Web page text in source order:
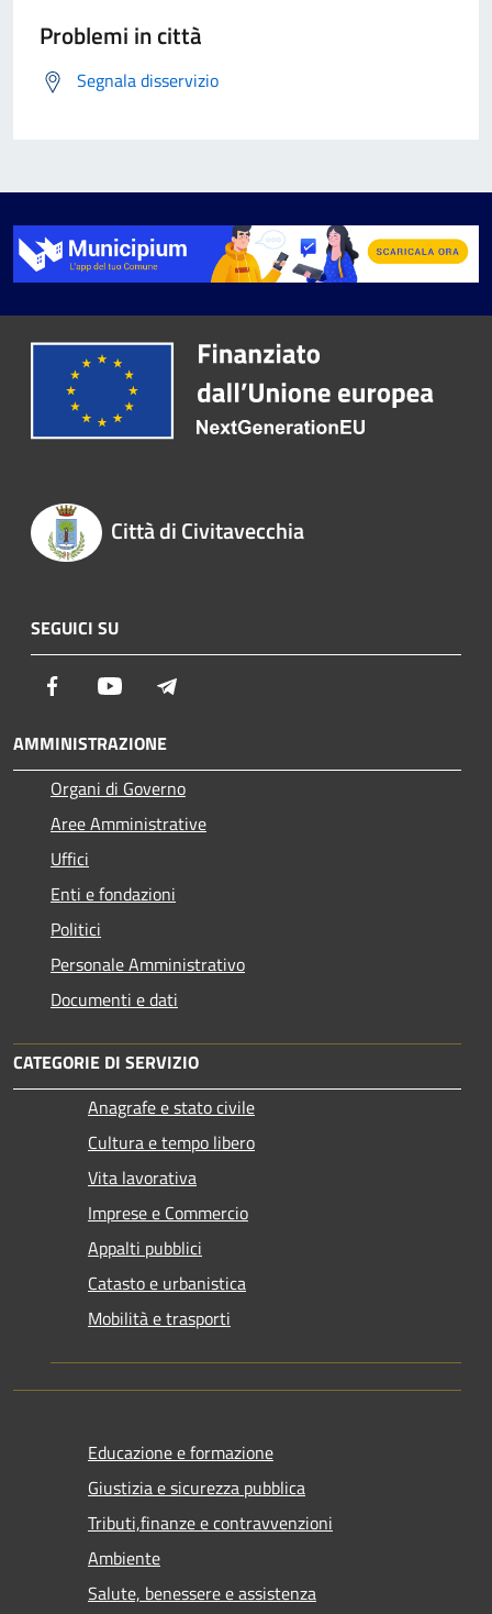
Problemi in città
Segnala disservizio
Città di Civitavecchia
SEGUICI SU
Facebook Youtube
AMMINISTRAZIONE
Organi di Governo
Aree Amministrative
Uffici
Enti e fondazioni
Politici
Personale Amministrativo
Documenti e dati
CATEGORIE DI SERVIZIO
Anagrafe e stato civile
Cultura e tempo libero
Vita lavorativa
Imprese e Commercio
Appalti pubblici
Catasto e urbanistica
Mobilità e trasporti
Educazione e formazione
Giustizia e sicurezza pubblica
Tributi,finanze e contravvenzioni
Ambiente
Salute, benessere e assistenza